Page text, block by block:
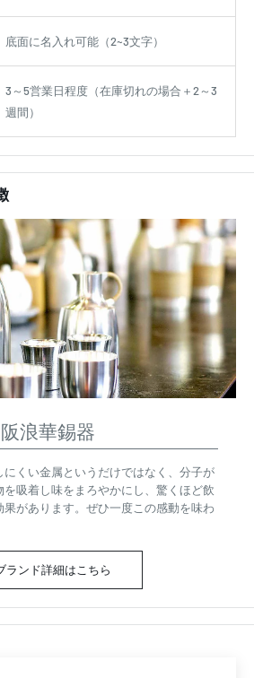
底面に名入れ可能（2~3文字）
3～5営業日程度（在庫切れの場合＋2～3
週間）
浪華錫器
くい金属というだけではなく、分子が
吸着し味をまろやかにし、驚くほど飲
があります。ぜひ一度この感動を味わ
ランド詳細はこちら